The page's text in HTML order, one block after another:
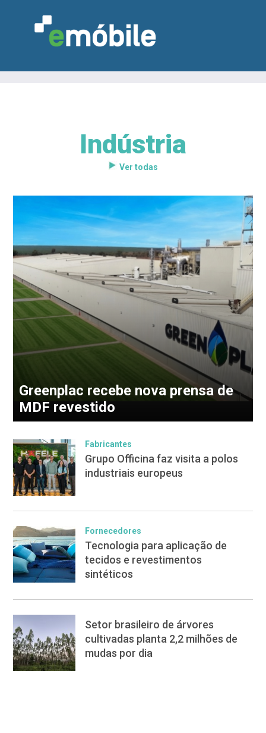
MARCENARIA
DESIGN & DECORAÇÃO
NOTÍCIAS
Indústria
Ver todas
Greenplac recebe nova prensa de
MDF revestido
Fabricantes
Grupo Officina faz visita a polos
industriais europeus
Fornecedores
Tecnologia para aplicação de
tecidos e revestimentos
sintéticos
Setor brasileiro de árvores
cultivadas planta 2,2 milhões de
mudas por dia